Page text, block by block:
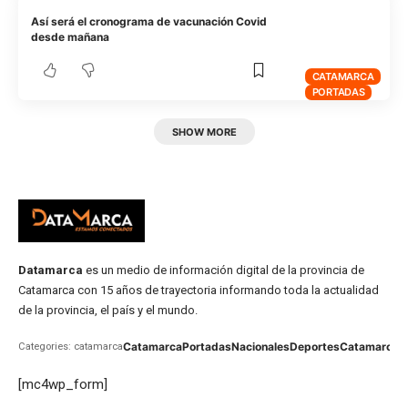
CATAMARCA
PORTADAS
Así será el cronograma de vacunación Covid
desde mañana
SHOW MORE
Datamarca es un medio de información digital de la provincia de
Catamarca con 15 años de trayectoria informando toda la actualidad
de la provincia, el país y el mundo.
Categories: catamarcaCatamarcaPortadasNacionalesDeportesCatamarca
[mc4wp_form]